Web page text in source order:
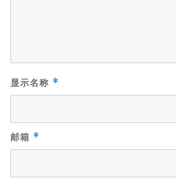
显示名称 *
邮箱 *